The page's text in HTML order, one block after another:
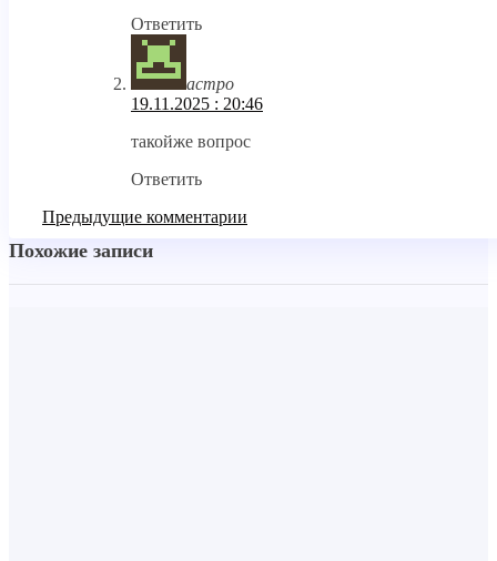
Ответить
астро
19.11.2025 : 20:46
такойже вопрос
Ответить
Предыдущие комментарии
Похожие записи